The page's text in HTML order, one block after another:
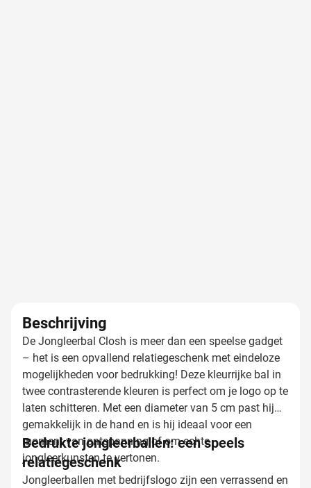
Beschrijving
De Jongleerbal Closh is meer dan een speelse gadget
– het is een opvallend relatiegeschenk met eindeloze
mogelijkheden voor bedrukking! Deze kleurrijke bal in
twee contrasterende kleuren is perfect om je logo op te
laten schitteren. Met een diameter van 5 cm past hij
gemakkelijk in de hand en is hij ideaal voor een
moment van ontspanning of om echte
jongleerkunsten te vertonen.
Bedrukte jongleerballen: een speels
relatiegeschenk
Jongleerballen met bedrijfslogo zijn een verrassend en